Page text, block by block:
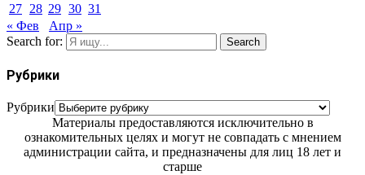
27 28 29 30 31
« Фев
Апр »
Search for:
Search
Рубрики
Рубрики
Материалы предоставляются исключительно в
ознакомительных целях и могут не совпадать с мнением
администрации сайта, и предназначены для лиц 18 лет и
старше